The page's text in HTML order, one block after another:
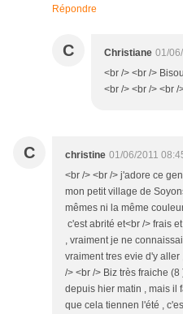
Répondre
C Christiane 01/
<br /> <br />
<br /> <br /> <br /
C christine 01/06/2011
<br /> <br /> j'adore ce
mon petit village de
mêmes ni la même
c'est abrité et<br /> frais
, vraiment je ne
vraiment tres evie d'y
/> <br /> Biz très fraiche
depuis hier matin , mais il
que cela tiennen l'été ,